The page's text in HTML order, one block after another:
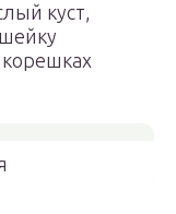
куст,
корешках